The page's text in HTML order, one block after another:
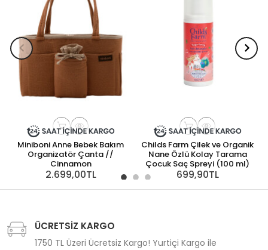
Miniboni Anne Bebek Bakım
Organizatör Çanta //
Cinnamon
2.699,00TL
Childs Farm Çilek ve Organik
Nane Özlü Kolay Tarama
Çocuk Saç Spreyi (100 ml)
699,90TL
ÜCRETSİZ KARGO
1750 TL Üzeri Ücretsiz Kargo! Yurtiçi Kargo ile